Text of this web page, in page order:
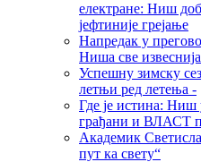
електране: Ниш
јефтиније грејање
Напредак у
Ниша све извеснија
Успешну зимску
летњи ред летења -
Где је истина: Ниш
грађани и ВЛАСТ
Академик
пут ка свету“